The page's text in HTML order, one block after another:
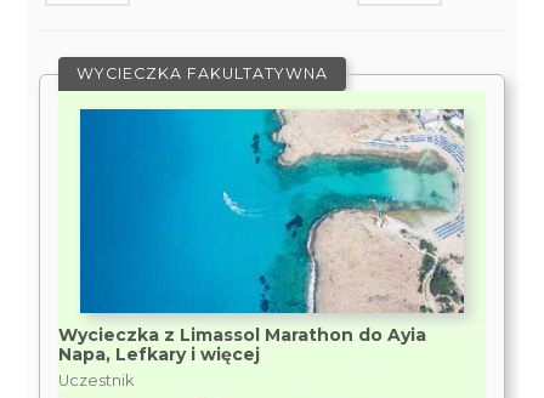
WYCIECZKA FAKULTATYWNA
Wycieczka z Limassol Marathon do Ayia
Napa, Lefkary i więcej
Uczestnik